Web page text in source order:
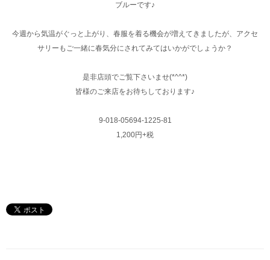
ブルーです♪
今週から気温がぐっと上がり、春服を着る機会が増えてきましたが、アクセ
サリーもご一緒に春気分にされてみてはいかがでしょうか？
是非店頭でご覧下さいませ(*^^*)
皆様のご来店をお待ちしております♪
9-018-05694-1225-81
1,200円+税